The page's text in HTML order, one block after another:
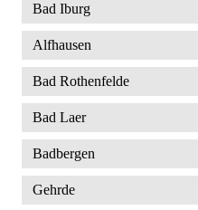
Bad Iburg
Alfhausen
Bad Rothenfelde
Bad Laer
Badbergen
Gehrde